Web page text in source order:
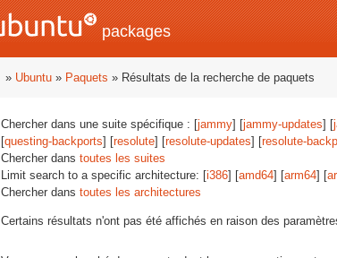
packages
» Ubuntu » Paquets » Résultats de la recherche de paquets
Chercher dans une suite spécifique : [jammy] [jammy-updates] [
[questing-backports] [resolute] [resolute-updates] [resolute-
Chercher dans toutes les suites
Limit search to a specific architecture: [i386] [amd64] [arm64] [
Chercher dans toutes les architectures
Certains résultats n'ont pas été affichés en raison des